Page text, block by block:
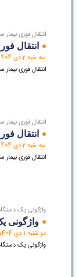
انتقال فوری
انتقال
سه شبه 2 دی 1404
انتقال فوری
انتقال فوری
انتقال
سه شبه 2 دی 1404
انتقال فوری
واژگونی یک
واژگونی
دو شنبه 1 دی 1404
واژگونی یک